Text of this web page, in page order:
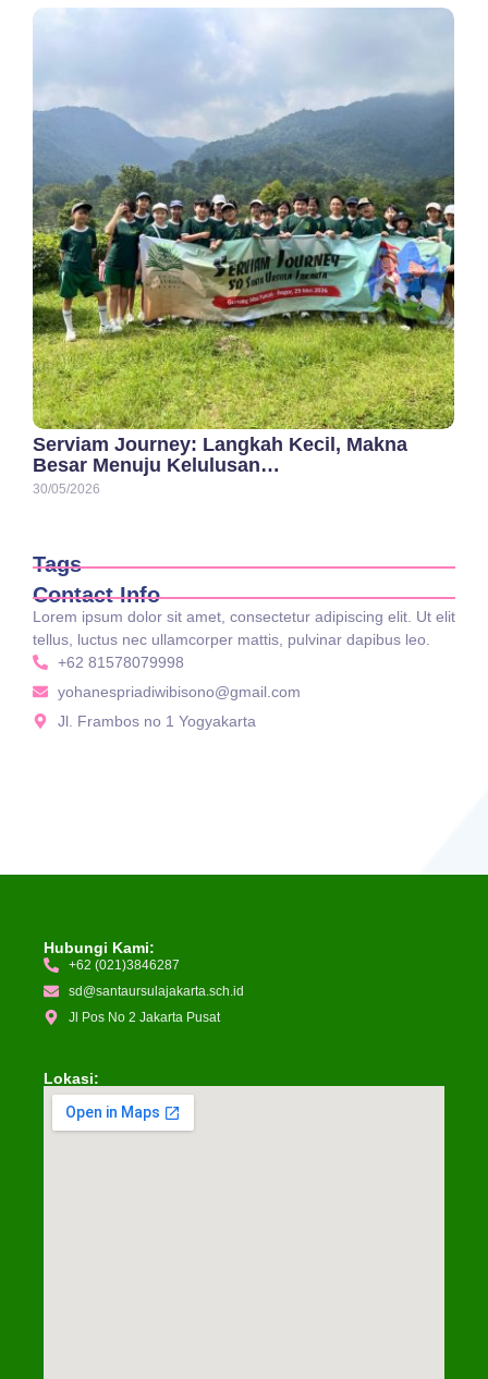
Serviam Journey: Langkah Kecil, Makna
Besar Menuju Kelulusan…
30/05/2026
Tags
Contact Info
Lorem ipsum dolor sit amet, consectetur adipiscing elit. Ut elit
tellus, luctus nec ullamcorper mattis, pulvinar dapibus leo.
+62 81578079998
yohanespriadiwibisono@gmail.com
Jl. Frambos no 1 Yogyakarta
Hubungi Kami:
+62 (021)3846287
sd@santaursulajakarta.sch.id
Jl Pos No 2 Jakarta Pusat
Lokasi: